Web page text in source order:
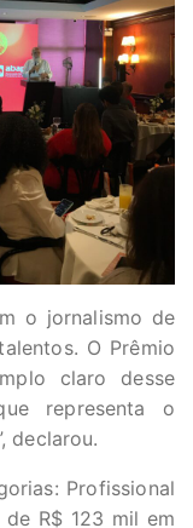
o jornalismo de
O Prêmio
claro desse
representa o
declarou.
Profissional
R$ 123 mil em